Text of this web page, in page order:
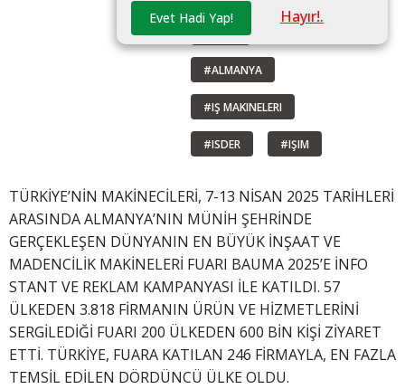
#FUAR
#ALMANYA
#IŞ MAKINELERI
#ISDER #IŞIM
Evet Hadi Yap! Hayır!.
TÜRKİYE’NİN MAKİNECİLERİ, 7-13 NİSAN 2025 TARİHLERİ
ARASINDA ALMANYA’NIN MÜNİH ŞEHRİNDE
GERÇEKLEŞEN DÜNYANIN EN BÜYÜK İNŞAAT VE
MADENCİLİK MAKİNELERİ FUARI BAUMA 2025’E İNFO
STANT VE REKLAM KAMPANYASI İLE KATILDI. 57
ÜLKEDEN 3.818 FİRMANIN ÜRÜN VE HİZMETLERİNİ
SERGİLEDİĞİ FUARI 200 ÜLKEDEN 600 BİN KİŞİ ZİYARET
ETTİ. TÜRKİYE, FUARA KATILAN 246 FİRMAYLA, EN FAZLA
TEMSİL EDİLEN DÖRDÜNCÜ ÜLKE OLDU.